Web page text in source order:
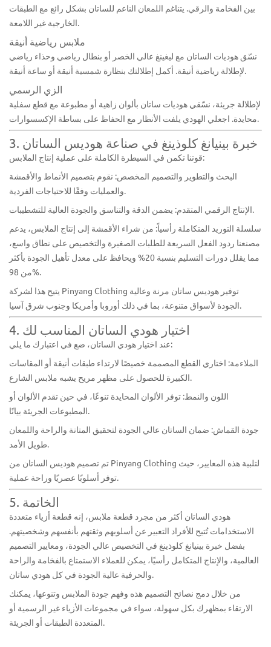
بين الفخامة والرقي. يتناغم اللمعان الناعم للساتان بشكل رائع مع الطبقات
الخارجية غير اللامعة.
ملابس رياضية أنيقة
نسّق هوديات الساتان مع ليغينغ عالي الخصر أو بنطال رياضي وحذاء رياضي
لإطلالة رياضية أنيقة. أكمل إطلالتك بنظارة شمسية أنيقة أو ساعة أنيقة.
الزي الرسمي
لإطلالة جريئة، نسّقي هوديات ساتان بألوان زاهية أو مطبوعة مع قطع سفلية
محايدة. اجعلي الهودي يلفت الأنظار مع الحفاظ على بساطة الإكسسوارات.
3. خبرة بينيانغ كلوذينغ في صناعة هوديس الساتان
قوتنا تكمن في السيطرة الكاملة على عملية إنتاج الملابس:
البحث والتطوير والتصميم المخصص: نقوم بتصميم الأنماط والأقمشة
والعمليات وفقًا للاحتياجات الفردية.
الإنتاج الرقمي المتقدم: يضمن الدقة والتناسق والجودة العالية للتشطيبات.
سلسلة التوريد المتكاملة رأسياً: من شراء الأقمشة إلى إنتاج الملابس، يدعم
مصنعنا ردود الفعل السريعة للطلبات الصغيرة والتخصيص على نطاق واسع،
مما يقلل دورات التسليم بنسبة 20% ويحافظ على معدل تأهيل الجودة بأكثر
من 98%.
يتيح هذا لشركة Pinyang Clothing توفير هوديس ساتان مرنة وعالية
الجودة لأسواق متنوعة، بما في ذلك أوروبا وأمريكا وجنوب شرق آسيا.
4. اختيار هودي الساتان المناسب لك
عند اختيار هودي الساتان، ضع في اعتبارك ما يلي:
الملاءمة: اختاري القطع المصممة خصيصًا لارتداء طبقات أنيقة أو المقاسات
الكبيرة للحصول على مظهر مريح يشبه ملابس الشارع.
اللون والنمط: توفر الألوان المحايدة تنوعًا، في حين تقدم الألوان أو
المطبوعات الجريئة بيانًا.
جودة القماش: ضمان الساتان عالي الجودة لتحقيق المتانة والراحة واللمعان
طويل الأمد.
تم تصميم هوديس الساتان من Pinyang Clothing لتلبية هذه المعايير، حيث
توفر أسلوبًا عصريًا وراحة عملية.
5. الخاتمة
هودي الساتان أكثر من مجرد قطعة ملابس، إنه قطعة أزياء متعددة
الاستخدامات تُتيح للأفراد التعبير عن أسلوبهم وثقتهم بأنفسهم وشخصيتهم.
بفضل خبرة بينيانغ كلوذينغ في التخصيص عالي الجودة، ومعايير التصميم
العالمية، والإنتاج المتكامل رأسيًا، يمكن للعملاء الاستمتاع بالفخامة والراحة
والحرفية عالية الجودة في كل هودي ساتان.
من خلال دمج نصائح التصميم هذه وفهم جودة الملابس وتنوعها، يمكنك
الارتقاء بمظهرك بكل سهولة، سواء في مجموعات الأزياء غير الرسمية أو
المتعددة الطبقات أو الجريئة.